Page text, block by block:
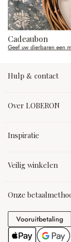
Cadeaubon
Geef uw dierbaren een
Hulp & contact
Over LOBERON
Inspiratie
Veilig winkelen
Onze
Vooruitbetaling